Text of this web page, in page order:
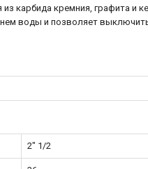
карбида кремния, графита и
воды и позволяет
2" 1/2